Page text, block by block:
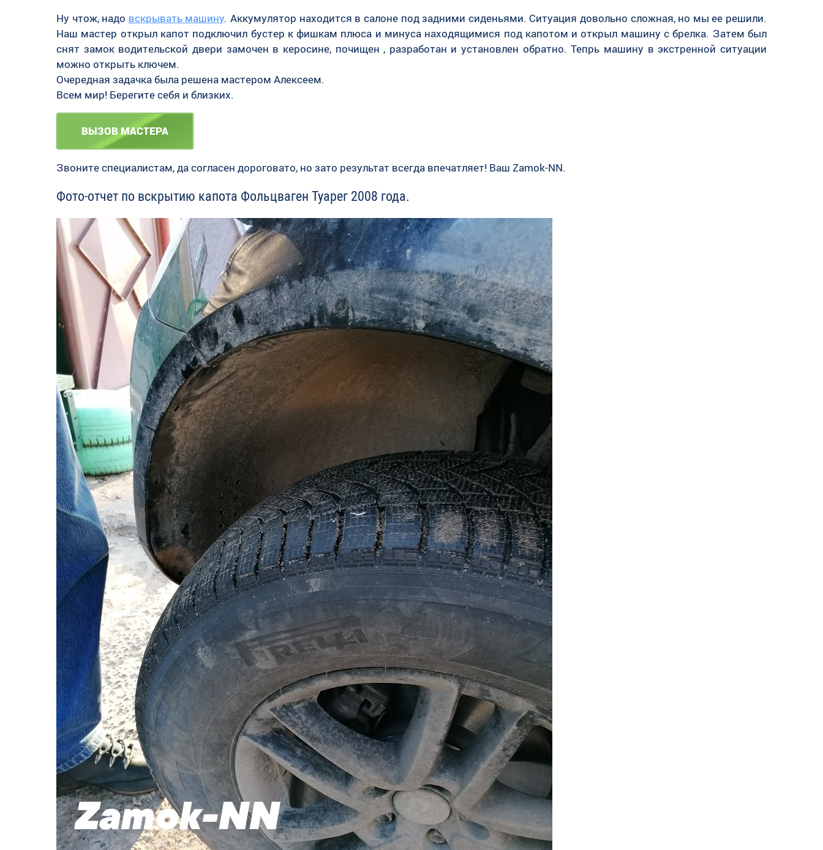
Ну чтож, надо вскрывать машину. Аккумулятор находится в салоне под задними сиденьями. Ситуация довольно сложная, но мы ее решили.
Наш мастер открыл капот подключил бустер к фишкам плюса и минуса находящимися под капотом и открыл машину с брелка. Затем был
снят замок водительской двери замочен в керосине, почищен , разработан и установлен обратно. Тепрь машину в экстренной ситуации
можно открыть ключем.
Очередная задачка была решена мастером Алексеем.
Всем мир! Берегите себя и близких.
ВЫЗОВ МАСТЕРА
Звоните специалистам, да согласен дороговато, но зато результат всегда впечатляет! Ваш Zamok-NN.
Фото-отчет по вскрытию капота Фольцваген Туарег 2008 года.